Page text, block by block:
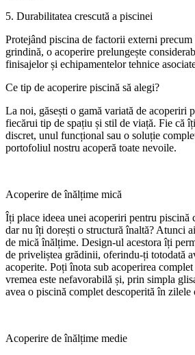
5. Durabilitatea crescută a piscinei
Protejând piscina de factorii externi
grindină, o acoperire prelungește
finisajelor și echipamentelor tehnice
Ce tip de acoperire piscină să alegi?
La noi, găsești o gamă variată de acoperiri
fiecărui tip de spațiu și stil de viață. Fie că
discret, unul funcțional sau o soluție
portofoliul nostru acoperă toate nevoile.
Acoperire de înălțime mică
Îți place ideea unei acoperiri pentru piscină
dar nu îți dorești o structură înaltă? Atunci
de mică înălțime. Design-ul acestora îți
de priveliștea grădinii, oferindu-ți totodată
acoperite. Poți înota sub acoperirea
vremea este nefavorabilă și, prin simpla
avea o piscină complet descoperită în zilele
Acoperire de înălțime medie